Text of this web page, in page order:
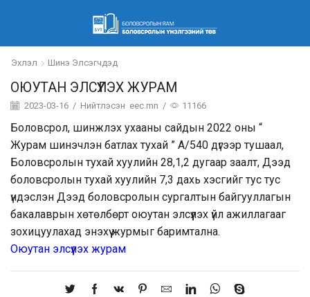
Эхлэл Шинэ Элсэгчдэд
ОЮУТАН ЭЛСҮҮЛЭХ ЖУРАМ
2023-03-16 / Нийтлэсэн eec.mn / 11166
Боловсрол, шинжлэх ухааны сайдын 2022 оны “
Журам шинэчлэн батлах тухай ” А/540 дүгээр тушаал,
Боловсролын тухай хуулийн 28,1,2 дугаар заалт, Дээд
боловсролын тухай хуулийн 7,3 дахь хэсгийг тус тус
үндэслэн Дээд боловсролын сургалтын байгууллагын
бакалаврын хөтөлбөрт оюутан элсүүлэх үйл ажиллагааг
зохицуулахад энэхүү журмыг баримтална.
Оюутан элсүүлэх журам